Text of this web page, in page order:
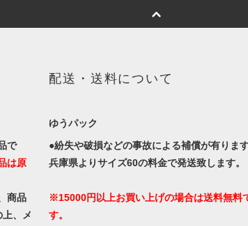
で
は原
商品
、メ
配送・送料について
ゆうパック
●紛失や破損などの事故による補償が有ります
兵庫県よりサイズ60の料金で発送致します。
※15000円以上お買い上げの場合は送料無料
す。